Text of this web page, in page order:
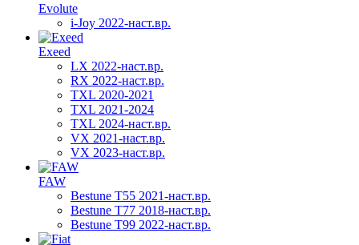
Evolute
i-Joy 2022-наст.вр.
Exeed
LX 2022-наст.вр.
RX 2022-наст.вр.
TXL 2020-2021
TXL 2021-2024
TXL 2024-наст.вр.
VX 2021-наст.вр.
VX 2023-наст.вр.
FAW
Bestune T55 2021-наст.вр.
Bestune T77 2018-наст.вр.
Bestune T99 2022-наст.вр.